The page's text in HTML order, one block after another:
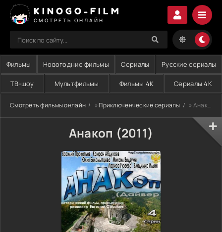
KINOGO-FILM
СМОТРЕТЬ ОНЛАЙН
Фильмы Новогодние фильмы Сериалы Русские сериалы
ТВ-шоу Мультфильмы Фильмы 4K Сериалы 4K
Смотреть фильмы онлайн »Приключенческие сериалы » Анакоп (2011)
Анакоп (2011)